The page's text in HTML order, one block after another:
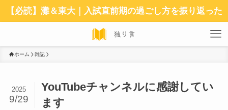
【必読】灘＆東大｜入試直前期の過ごし方を振り返った
ホーム 雑記
YouTubeチャンネルに感謝してい
ます
2025
9/29